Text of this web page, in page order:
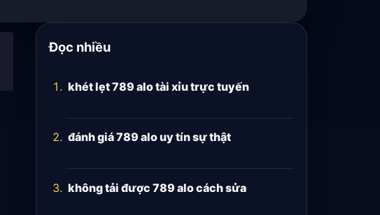
Đọc nhiều
khét lẹt 789 alo tài xỉu trực tuyến
đánh giá 789 alo uy tín sự thật
không tải được 789 alo cách sửa